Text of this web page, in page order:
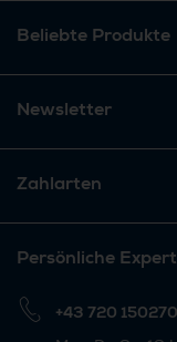
Beliebte Produkte
Newsletter
Zahlarten
Persönliche
+43 720 150270